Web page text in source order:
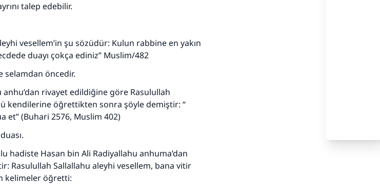
talep edebilir.
vesellem’in şu sözüdür: Kulun rabbine en yakın
duayı çokça ediniz” Muslim/482
selamdan öncedir.
anhu’dan rivayet edildiğine göre Rasulullah
kendilerine öğrettikten sonra şöyle demiştir: “
et” (Buhari 2576, Muslim 402)
hadiste Hasan bin Ali Radiyallahu anhuma’dan
Rasulullah Sallallahu aleyhi vesellem, bana vitir
kelimeler öğretti: